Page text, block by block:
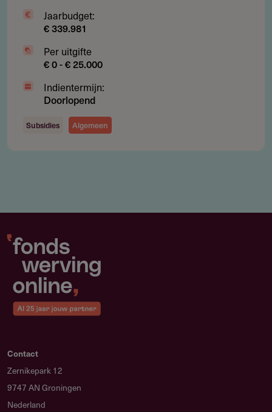
Jaarbudget:
€ 339.981
Per uitgifte
€ 0 - € 25.000
Indientermijn:
Doorlopend
Subsidies Algemeen
Contact
Zernikepark 12
9747 AN Groningen
Nederland